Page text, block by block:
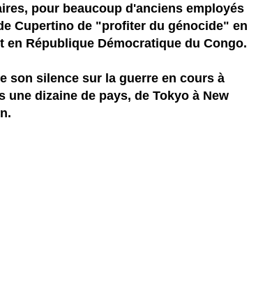
pour beaucoup d'anciens employés
Cupertino de "profiter du génocide" en
République Démocratique du Congo.
son silence sur la guerre en cours à
une dizaine de pays, de Tokyo à New